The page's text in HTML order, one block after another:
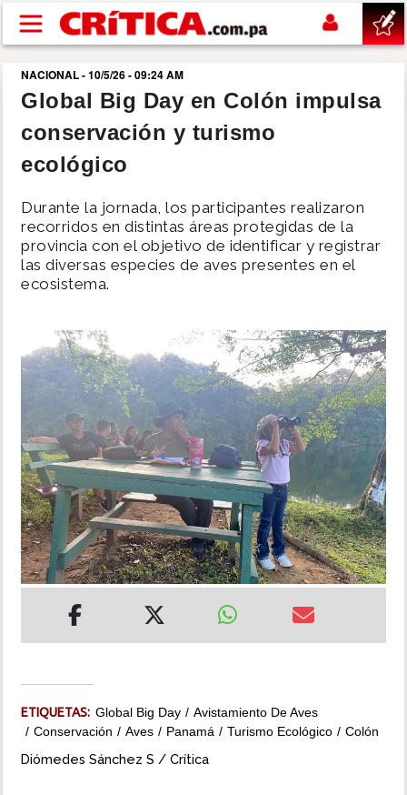
Pasar al contenido principal
buscar
SUCESOS
POLÍTICA
SHOW
DEPORTES
MUNDO
INSÓLITAS
MULTIMEDIA
IMPRESO
NACIONAL - 10/5/26 - 09:24 AM
Global Big Day en Colón impulsa
conservación y turismo
ecológico
Durante la jornada, los participantes realizaron
recorridos en distintas áreas protegidas de la
provincia con el objetivo de identificar y registrar
las diversas especies de aves presentes en el
ecosistema.
ETIQUETAS: Global Big Day
Avistamiento De Aves
Conservación
Aves Panamá Turismo Ecológico Colón
Diómedes Sánchez S / Crítica